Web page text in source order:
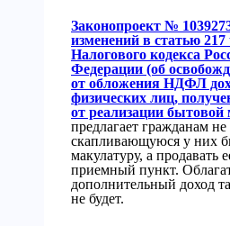
Законопроект №
изменений в статью 217
Налогового кодекса
Федерации (об
от обложения НДФЛ
физических лиц,
от реализации
предлагает гражданам
скапливающуюся у них
макулатуру, а продавать
приемный пункт.
дополнительный доход
не будет.